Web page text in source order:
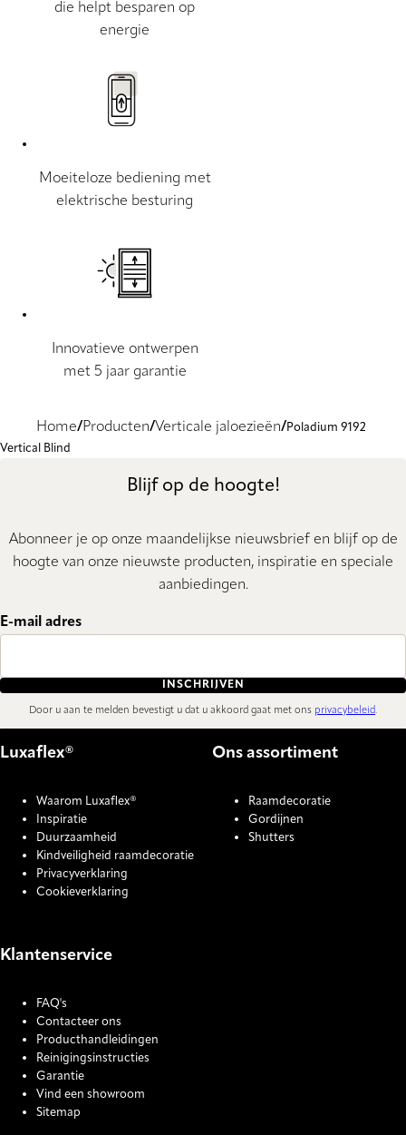
die helpt besparen op
energie
Moeiteloze bediening met
elektrische besturing
Innovatieve ontwerpen
met 5 jaar garantie
Home Producten Verticale jaloezieën
Poladium 9192
Vertical Blind
Blijf op de hoogte!
Abonneer je op onze maandelijkse nieuwsbrief en blijf op de
hoogte van onze nieuwste producten, inspiratie en speciale
aanbiedingen.
E-mail adres
INSCHRIJVEN
Door u aan te melden bevestigt u dat u akkoord gaat met ons privacybeleid.
Luxaflex®
Waarom Luxaflex®
Inspiratie
Duurzaamheid
Kindveiligheid raamdecoratie
Privacyverklaring
Cookieverklaring
Ons assortiment
Raamdecoratie
Gordijnen
Shutters
Klantenservice
FAQ's
Contacteer ons
Producthandleidingen
Reinigingsinstructies
Garantie
Vind een showroom
Sitemap